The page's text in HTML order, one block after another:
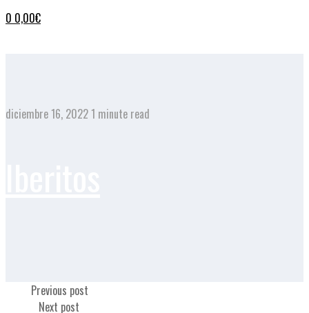
0 0,00€
diciembre 16, 2022 1 minute read
Previous post
Next post